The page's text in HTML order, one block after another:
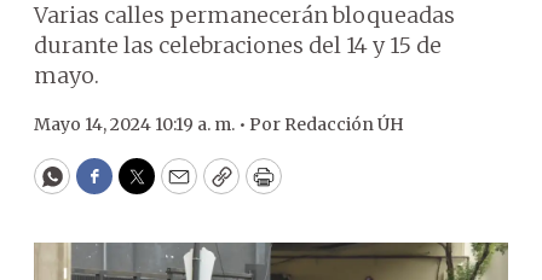
Varias calles permanecerán bloqueadas
durante las celebraciones del 14 y 15 de
mayo.
Mayo 14, 2024 10:19 a. m. • Por Redacción ÚH
WhatsApp
Facebook
Twitter
EmailCopyPrint